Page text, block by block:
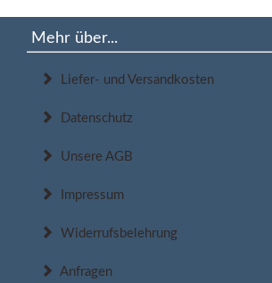
Mehr über...
Liefer- und Versandkosten
Datenschutz
Unsere AGB
Impressum
Widerrufsbelehrung
Anfragen